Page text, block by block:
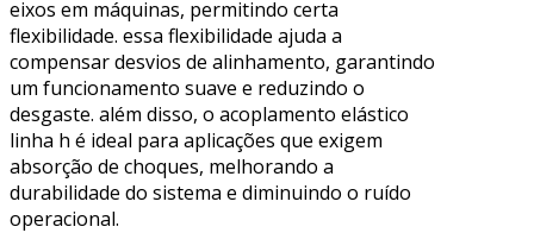
eixos em máquinas, permitindo certa
flexibilidade. essa flexibilidade ajuda a
compensar desvios de alinhamento, garantindo
um funcionamento suave e reduzindo o
desgaste. além disso, o acoplamento elástico
linha h é ideal para aplicações que exigem
absorção de choques, melhorando a
durabilidade do sistema e diminuindo o ruído
operacional.